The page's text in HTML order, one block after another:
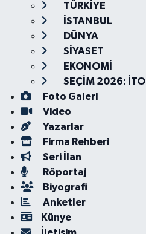
TÜRKİYE
İSTANBUL
DÜNYA
SİYASET
EKONOMİ
SEÇİM 2026: İTO
Foto Galeri
Video
Yazarlar
Firma Rehberi
Seri İlan
Röportaj
Biyografi
Anketler
Künye